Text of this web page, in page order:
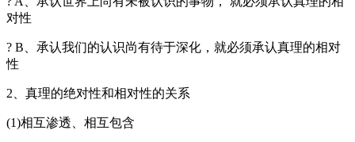
对性
? B、承认我们的认识尚有待于深化，就必须承认真理的相对
性
2、真理的绝对性和相对性的关系
(1)相互渗透、相互包含